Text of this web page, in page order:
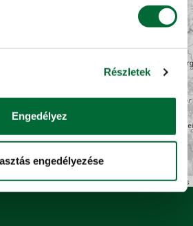
Részletek
Engedélyez
engedélyezése
+
Leaflet| ©OpenStreetMapcontributors